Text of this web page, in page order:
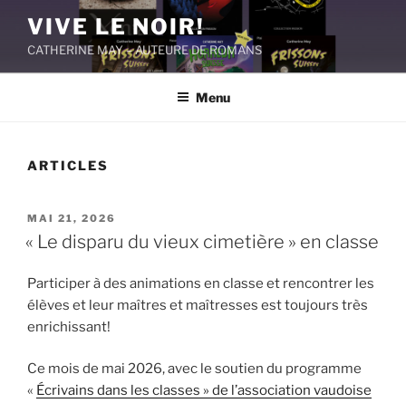
contenu
principal
VIVE LE NOIR!
CATHERINE MAY – AUTEURE DE ROMANS
Menu
ARTICLES
PUBLIÉ
LE
MAI 21, 2026
« Le disparu du vieux cimetière » en classe
Participer à des animations en classe et rencontrer les
élèves et leur maîtres et maîtresses est toujours très
enrichissant!
Ce mois de mai 2026, avec le soutien du programme
« Écrivains dans les classes » de l’association vaudoise